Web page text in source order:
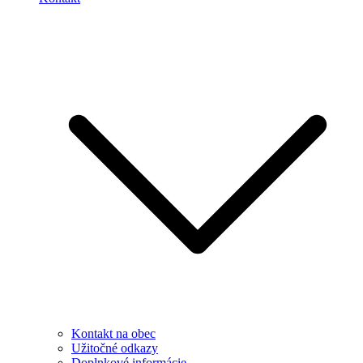
Kontakt na obec
Užitočné odkazy